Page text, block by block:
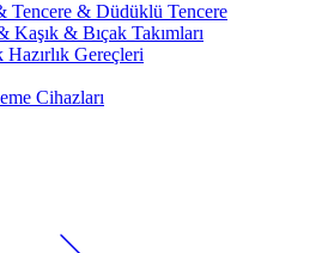
Tencere & Düdüklü Tencere
Kaşık & Bıçak Takımları
Hazırlık Gereçleri
Cihazları